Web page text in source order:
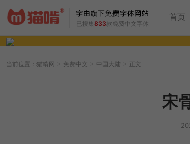
已搜集833款免费中文字体
首页
当前位置： 猫啃网 > 免费中文 > 中国大陆 > 正文
宋